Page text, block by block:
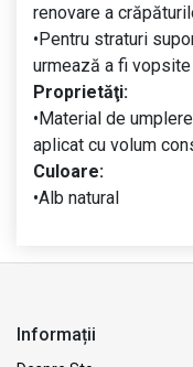
renovare a
•Pentru straturi
urmează a fi vopsite
Proprietăţi:
•Material de
aplicat cu volum
Culoare:
•Alb natural
Informații